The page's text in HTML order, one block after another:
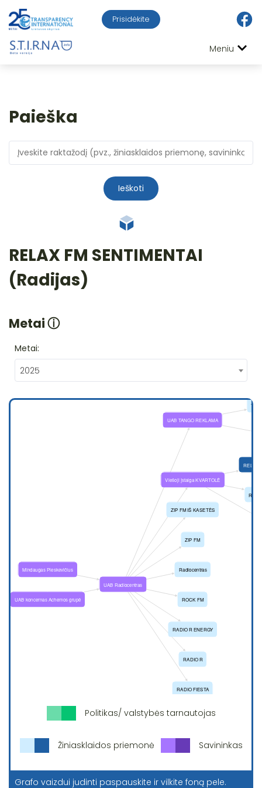
Prisidėkite
Meniu
Paieška
Ieškoti
RELAX FM SENTIMENTAI
(Radijas)
Metaiⓘ
Metai:
2025
Politikas/ valstybės tarnautojas
Žiniasklaidos priemonė Savininkas
Grafo vaizdui judinti paspauskite ir vilkite foną pele.